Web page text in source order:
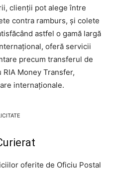
clienții pot alege între
contra ramburs, și colete
astfel o gamă largă
oferă servicii
precum transferul de
Money Transfer,
internaționale.
oferite de Oficiu Postal